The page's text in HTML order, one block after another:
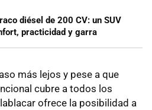
diésel de 200 CV: un SUV
practicidad y garra
más lejos y pese a que
cubre a todos los
ofrece la posibilidad a